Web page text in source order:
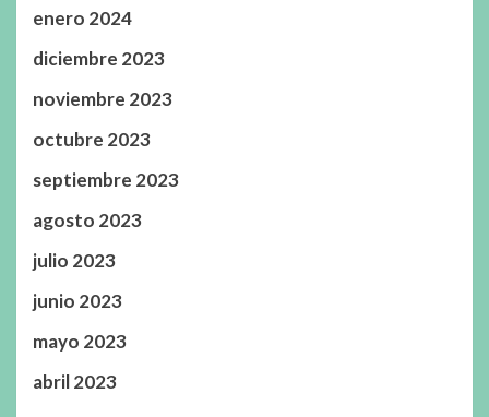
enero 2024
diciembre 2023
noviembre 2023
octubre 2023
septiembre 2023
agosto 2023
julio 2023
junio 2023
mayo 2023
abril 2023